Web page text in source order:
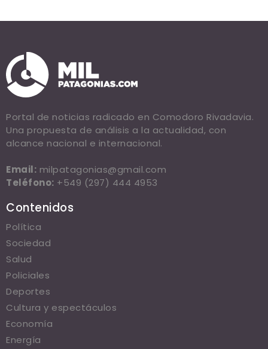
Portal de noticias radicado en Comodoro Rivadavia.
Una propuesta de análisis a la actualidad, con
alcance nacional e internacional.
Email: milpatagonias@gmail.com
Teléfono: +549 (297) 444 4953
Contenidos
Política
Sociedad
Salud
Policiales
Deportes
Cultura y espectáculos
Economía
Energía